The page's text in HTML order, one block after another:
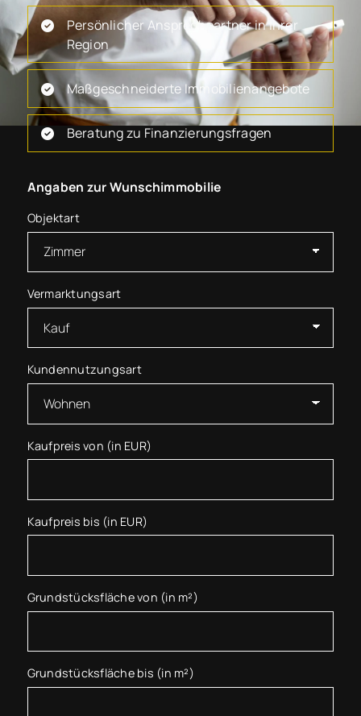
Persönlicher Ansprechpartner in Ihrer
Region
Maßgeschneiderte Immobilienangebote
Beratung zu Finanzierungsfragen
Angaben zur Wunschimmobilie
Objektart
Vermarktungsart
Kundennutzungsart
Kaufpreis von (in EUR)
Kaufpreis bis (in EUR)
Grundstücksfläche von (in m²)
Grundstücksfläche bis (in m²)